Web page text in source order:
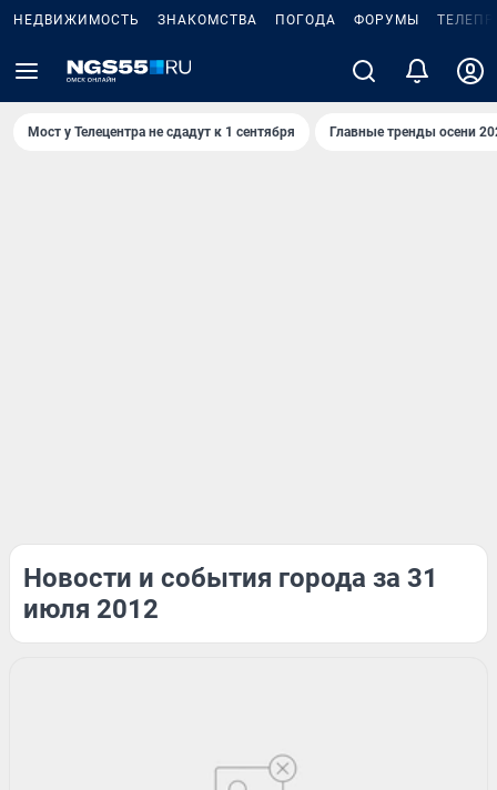
НЕДВИЖИМОСТЬ ЗНАКОМСТВА ПОГОДА ФОРУМЫ
Мост у Телецентра не сдадут к 1 сентября Главные тренды осени
Новости и события города за 31
июля 2012